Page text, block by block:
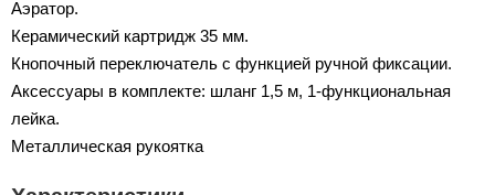
Аэратор.
Керамический картридж 35 мм.
Кнопочный переключатель с функцией ручной фиксации.
Аксессуары в комплекте: шланг 1,5 м, 1-функциональная
лейка.
Металлическая рукоятка